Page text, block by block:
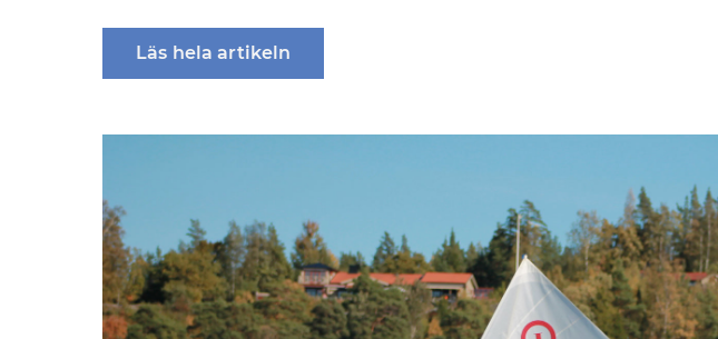
Läs hela artikeln